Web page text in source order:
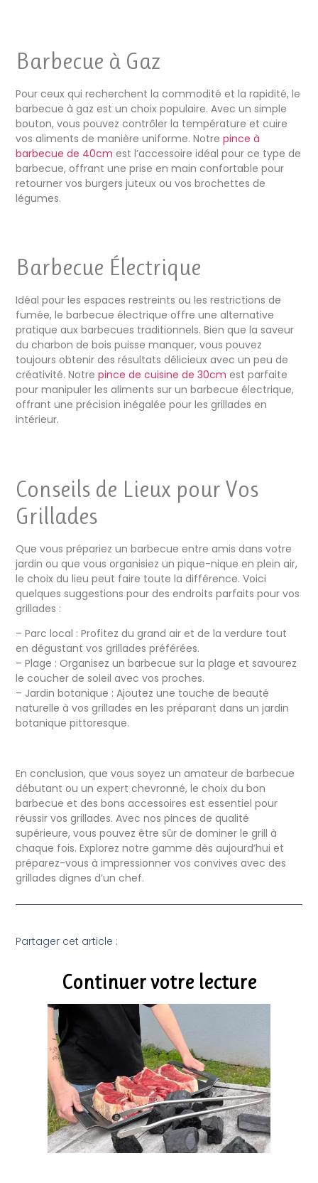
Barbecue à Gaz
Pour ceux qui recherchent la commodité et la rapidité, le
barbecue à gaz est un choix populaire. Avec un simple
bouton, vous pouvez contrôler la température et cuire
vos aliments de manière uniforme. Notrepince à
barbecue de 40cm est l’accessoire idéal pour ce type de
barbecue, offrant une prise en main confortable pour
retourner vos burgers juteux ou vos brochettes de
légumes.
Barbecue Électrique
Idéal pour les espaces restreints ou les restrictions de
fumée, le barbecue électrique offre une alternative
pratique aux barbecues traditionnels. Bien que la saveur
du charbon de bois puisse manquer, vous pouvez
toujours obtenir des résultats délicieux avec un peu de
créativité. Notrepince de cuisine de 30cm est parfaite
pour manipuler les aliments sur un barbecue électrique,
offrant une précision inégalée pour les grillades en
intérieur.
Conseils de Lieux pour Vos
Grillades
Que vous prépariez un barbecue entre amis dans votre
jardin ou que vous organisiez un pique-nique en plein air,
le choix du lieu peut faire toute la différence. Voici
quelques suggestions pour des endroits parfaits pour vos
grillades :
– Parc local : Profitez du grand air et de la verdure tout
en dégustant vos grillades préférées.
– Plage : Organisez un barbecue sur la plage et savourez
le coucher de soleil avec vos proches.
– Jardin botanique : Ajoutez une touche de beauté
naturelle à vos grillades en les préparant dans un jardin
botanique pittoresque.
En conclusion, que vous soyez un amateur de barbecue
débutant ou un expert chevronné, le choix du bon
barbecue et des bons accessoires est essentiel pour
réussir vos grillades. Avec nos pinces de qualité
supérieure, vous pouvez être sûr de dominer le grill à
chaque fois. Explorez notre gamme dès aujourd’hui et
préparez-vous à impressionner vos convives avec des
grillades dignes d’un chef.
Partager cet article :
Continuer votre lecture